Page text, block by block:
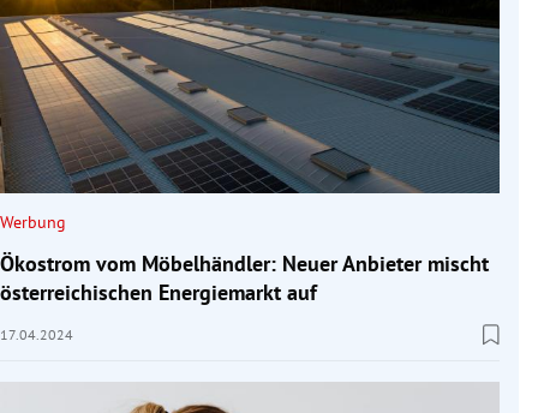
Werbung
Ökostrom vom Möbelhändler: Neuer Anbieter mischt
österreichischen Energiemarkt auf
17.04.2024